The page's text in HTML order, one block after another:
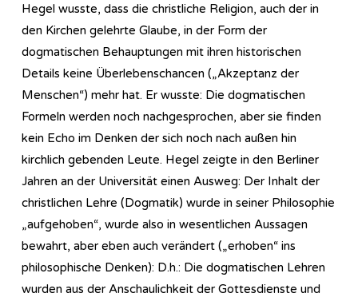
Hegel wusste, dass die christliche Religion, auch der in
den Kirchen gelehrte Glaube, in der Form der
dogmatischen Behauptungen mit ihren historischen
Details keine Überlebenschancen („Akzeptanz der
Menschen“) mehr hat. Er wusste: Die dogmatischen
Formeln werden noch nachgesprochen, aber sie finden
kein Echo im Denken der sich noch nach außen hin
kirchlich gebenden Leute. Hegel zeigte in den Berliner
Jahren an der Universität einen Ausweg: Der Inhalt der
christlichen Lehre (Dogmatik) wurde in seiner Philosophie
„aufgehoben“, wurde also in wesentlichen Aussagen
bewahrt, aber eben auch verändert („erhoben“ ins
philosophische Denken): D.h.: Die dogmatischen Lehren
wurden aus der Anschaulichkeit der Gottesdienste und